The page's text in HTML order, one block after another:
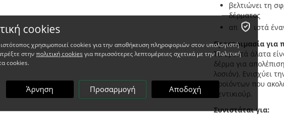
βελτιώνει τη
δέρματος
αποκαθιστά
Προετοιμασία για
Τα ορυκτά άλατα
δέρμα για
λοσιόν). Ενισχύει
προϊόντων που
πεντικιούρ.
Συνιστάται για:
cookies
χρησιμοποιεί cookies για την αποθήκευση πληροφοριών στον υπολογιστή
στην πολιτική cookies για περισσότερες λεπτομέρειες σχετικά με την Πολιτική
cookies.
Άρνηση Προσαρμογή Αποδοχή